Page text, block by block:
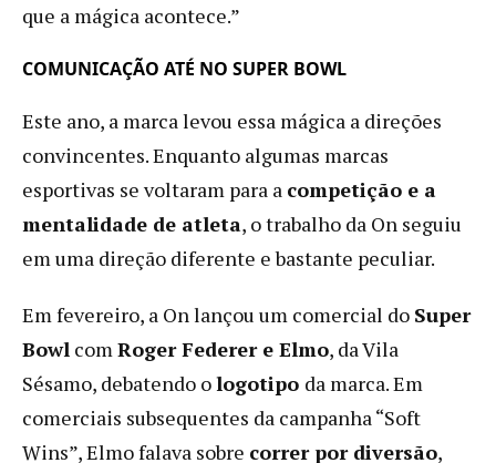
que a mágica acontece.”
COMUNICAÇÃO ATÉ NO SUPER BOWL
Este ano, a marca levou essa mágica a direções
convincentes. Enquanto algumas marcas
esportivas se voltaram para a competição e a
mentalidade de atleta, o trabalho da On seguiu
em uma direção diferente e bastante peculiar.
Em fevereiro, a On lançou um comercial do Super
Bowl comRoger Federer e Elmo, da Vila
Sésamo, debatendo ologotipo da marca. Em
comerciais subsequentes da campanha “Soft
Wins”, Elmo falava sobre correr por diversão,